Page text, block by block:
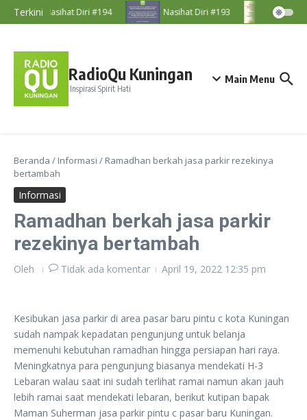
Lewati ke konten
TerkiniNasihat Diri #194 Nasihat Diri #193
RadioQu Kuningan
Inspirasi Spirit Hati
Main Menu
Beranda / Informasi / Ramadhan berkah jasa parkir rezekinya
bertambah
Informasi
Ramadhan berkah jasa parkir
rezekinya bertambah
Oleh Tidak ada komentar April 19, 2022 12:35 pm
Kesibukan jasa parkir di area pasar baru pintu c kota Kuningan
sudah nampak kepadatan pengunjung untuk belanja
memenuhi kebutuhan ramadhan hingga persiapan hari raya.
Meningkatnya para pengunjung biasanya mendekati H-3
Lebaran walau saat ini sudah terlihat ramai namun akan jauh
lebih ramai saat mendekati lebaran, berikut kutipan bapak
Maman Suherman jasa parkir pintu c pasar baru Kuningan.